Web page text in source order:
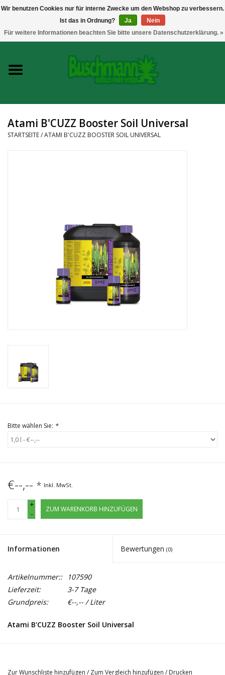
Growshop
Messtechnik
Headshop
Atami B'CUZZ Booster Soil Universal
STARTSEITE/ATAMI B'CUZZ BOOSTER SOIL UNIVERSAL
Bitte wählen Sie: *
€--,-- * Inkl. MwSt.
+
-
ZUM WARENKORB HINZUFÜGEN
Informationen Bewertungen (0)
Artikelnummer::
107590
Lieferzeit:
3-7 Tage
Grundpreis:
€--,-- / Liter
Atami B'CUZZ Booster Soil Universal
Zur Wunschliste hinzufügen / Zum Vergleich hinzufügen / Drucken
Wir benutzen Cookies nur für interne Zwecke um den Webshop zu verbessern.
Ist das in Ordnung?
Ja
Nein
Für weitere Informationen beachten Sie bitte unsere Datenschutzerklärung. »